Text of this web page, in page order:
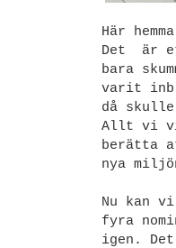
Här
Det är
bara
varit
då
Allt vi
berätta
nya
Nu kan
fyra
igen.